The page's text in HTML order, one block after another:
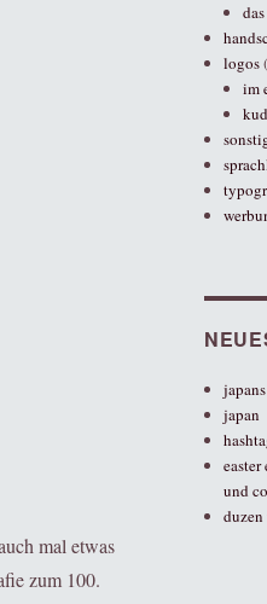
mal etwas
zum 100.
logos
im
japan
und
duzen